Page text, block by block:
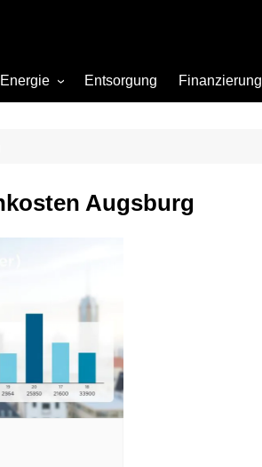
Büro
Energie Entsorgung Finanzierung
Augsburg